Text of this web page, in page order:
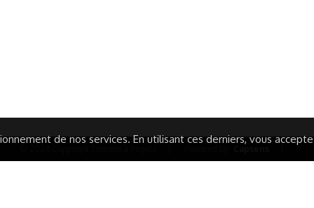
de nos services. En utilisant ces derniers, vous